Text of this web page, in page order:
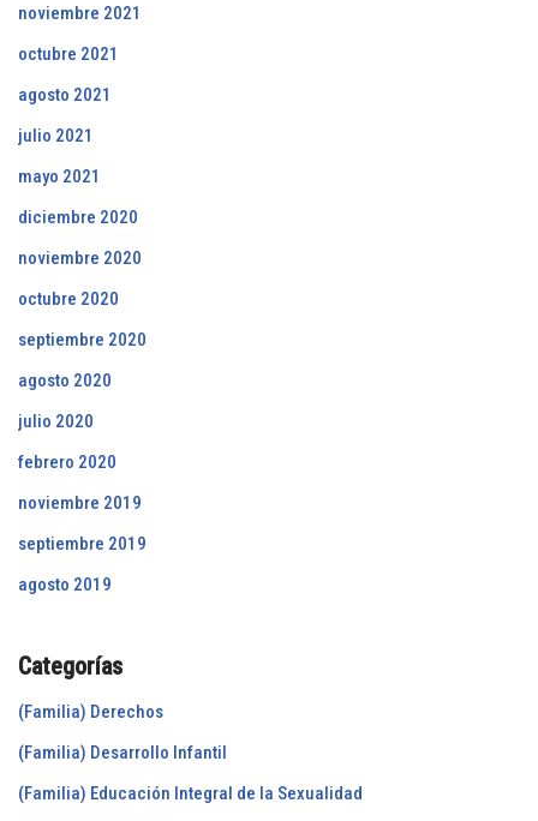
noviembre 2021
octubre 2021
agosto 2021
julio 2021
mayo 2021
diciembre 2020
noviembre 2020
octubre 2020
septiembre 2020
agosto 2020
julio 2020
febrero 2020
noviembre 2019
septiembre 2019
agosto 2019
Categorías
(Familia) Derechos
(Familia) Desarrollo Infantil
(Familia) Educación Integral de la Sexualidad